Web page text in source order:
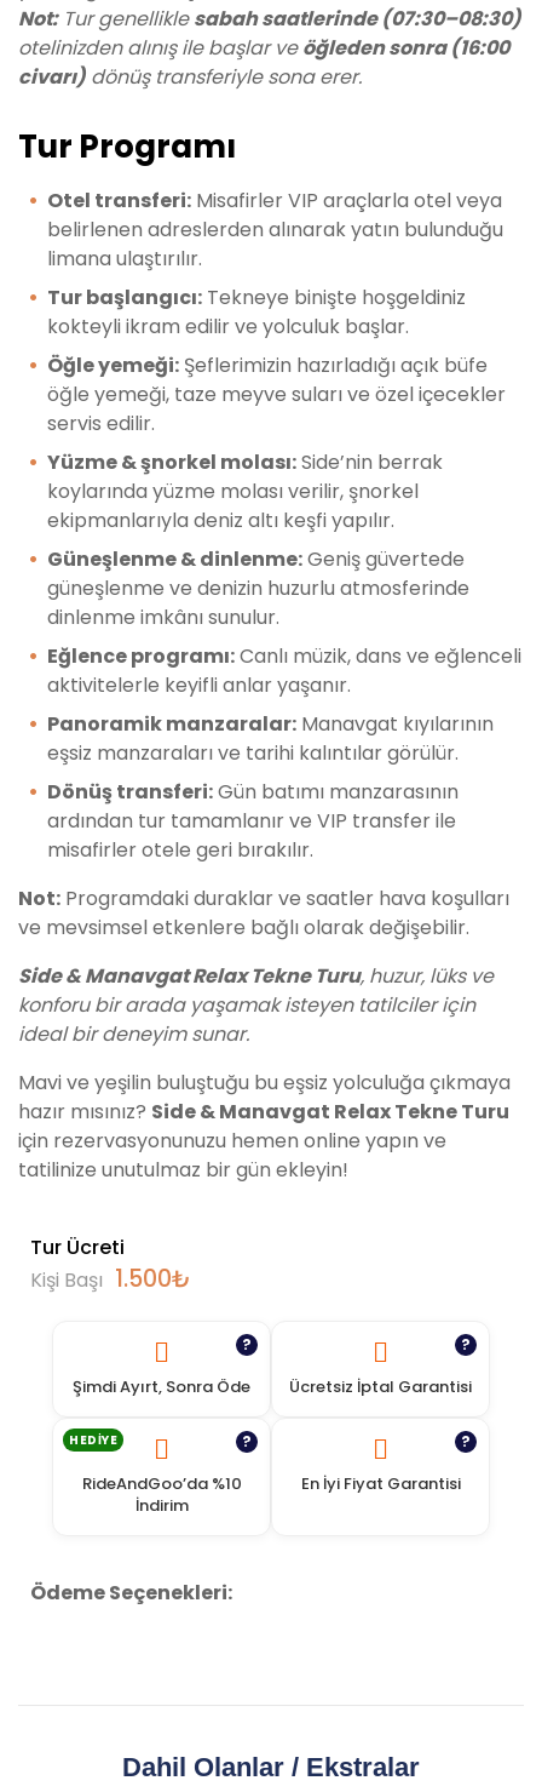
Not:Tur genelliklesabah saatlerinde (07:30–08:30)
otelinizden alınış ile başlar veöğleden sonra (16:00
civarı) dönüş transferiyle sona erer.
Tur Programı
Otel transferi: Misafirler VIP araçlarla otel veya
belirlenen adreslerden alınarak yatın bulunduğu
limana ulaştırılır.
Tur başlangıcı: Tekneye binişte hoşgeldiniz
kokteyli ikram edilir ve yolculuk başlar.
Öğle yemeği: Şeflerimizin hazırladığı açık büfe
öğle yemeği, taze meyve suları ve özel içecekler
servis edilir.
Yüzme & şnorkel molası:Side’nin berrak
koylarında yüzme molası verilir, şnorkel
ekipmanlarıyla deniz altı keşfi yapılır.
Güneşlenme & dinlenme:Geniş güvertede
güneşlenme ve denizin huzurlu atmosferinde
dinlenme imkânı sunulur.
Eğlence programı:Canlı müzik, dans ve eğlenceli
aktivitelerle keyifli anlar yaşanır.
Panoramik manzaralar: Manavgat kıyılarının
eşsiz manzaraları ve tarihi kalıntılar görülür.
Dönüş transferi:Gün batımı manzarasının
ardından tur tamamlanır ve VIP transfer ile
misafirler otele geri bırakılır.
Not: Programdaki duraklar ve saatler hava koşulları
ve mevsimsel etkenlere bağlı olarak değişebilir.
Side & Manavgat Relax Tekne Turu, huzur, lüks ve
konforu bir arada yaşamak isteyen tatilciler için
ideal bir deneyim sunar.
Mavi ve yeşilin buluştuğu bu eşsiz yolculuğa çıkmaya
hazır mısınız? Side & Manavgat Relax Tekne Turu
için rezervasyonunuzu hemen online yapın ve
tatilinize unutulmaz bir gün ekleyin!
Tur Ücreti
Kişi Başı 1.500₺
Şimdi Ayırt, Sonra Öde
?
Ücretsiz İptal Garantisi
?
HEDIYE
RideAndGoo’da %10
İndirim
?
En İyi Fiyat Garantisi
?
Ödeme Seçenekleri:
Dahil Olanlar / Ekstralar